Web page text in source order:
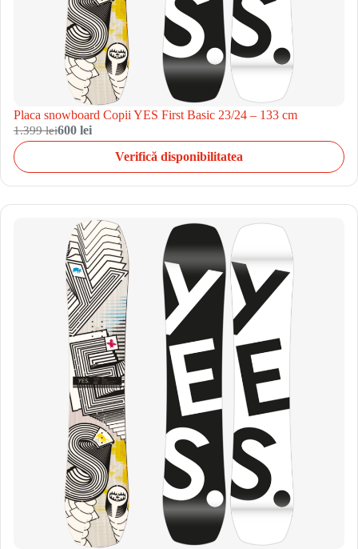
Placa snowboard Copii YES First Basic 23/24 – 133 cm
1.399 lei600 lei
Verifică disponibilitatea